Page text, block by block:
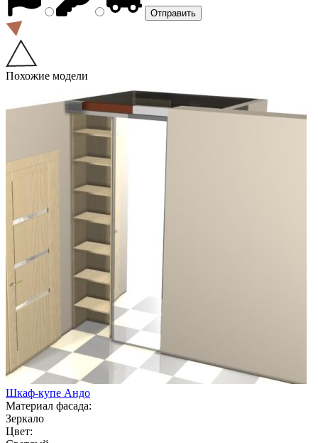
Похожие модели
Шкаф-купе Андо
Материал фасада:
Зеркало
Цвет: